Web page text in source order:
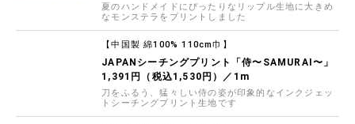
夏のハンドメイドにぴったりなリップル生地に大きめ
なモンステラをプリントしました
【中国製 綿100% 110cm巾】
JAPANシーチングプリント「侍〜SAMURAI〜」
1,391円（税込1,530円）／1m
刀をふるう、猛々しい侍の姿が印象的なインクジェッ
トシーチングプリント生地です